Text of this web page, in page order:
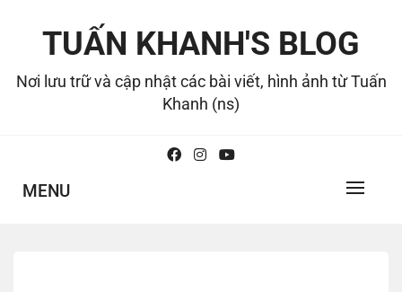
TUẤN KHANH'S BLOG
Nơi lưu trữ và cập nhật các bài viết, hình ảnh từ Tuấn
Khanh (ns)
MENU